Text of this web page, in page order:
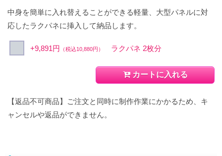
中身を簡単に入れ替えることができる軽量、大型パネルに対
応したラクパネに挿入して納品します。
+9,891円 （税込10,880円） ラクパネ 2枚分
カートに入れる
【返品不可商品】ご注文と同時に制作作業にかかるため、キ
ャンセルや返品ができません。